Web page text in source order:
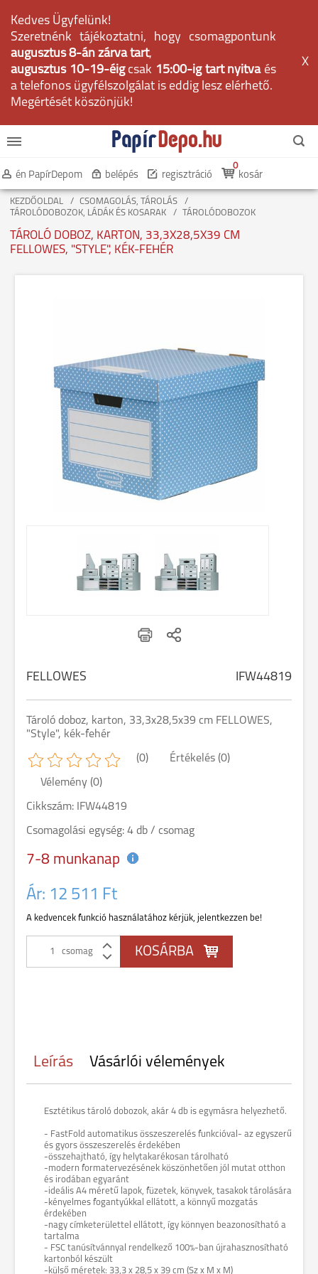
Kedves Ügyfelünk!
Szeretnénk tájékoztatni, hogy csomagpontunk
augusztus 8-án zárva tart,
augusztus 10-19-éig csak 15:00-ig tart nyitvaés
a telefonos ügyfélszolgálat is eddig lesz elérhető.
Megértését köszönjük!
X
én PapírDepom belépés regisztráció kosár
0
KEZDŐOLDAL
CSOMAGOLÁS, TÁROLÁS
TÁROLÓDOBOZOK, LÁDÁK ÉS KOSARAK
TÁROLÓDOBOZOK
TÁROLÓ DOBOZ, KARTON, 33,3X28,5X39 CM
FELLOWES, "STYLE", KÉK-FEHÉR
FELLOWES IFW44819
Tároló doboz, karton, 33,3x28,5x39 cm FELLOWES,
"Style", kék-fehér
(0) Értékelés (0)
Vélemény (0)
Cikkszám: IFW44819
Csomagolási egység: 4 db / csomag
7-8 munkanap
Ár: 12 511 Ft
A kedvencek funkció használatához kérjük, jelentkezzen be!
csomag
Leírás Vásárlói vélemények
Esztétikus tároló dobozok, akár 4 db is egymásra helyezhető.
- FastFold automatikus összeszerelés funkcióval- az egyszerű
és gyors összeszerelés érdekében
-összehajtható, így helytakarékosan tárolható
-modern formatervezésének köszönhetően jól mutat otthon
és irodában egyaránt
-ideális A4 méretű lapok, füzetek, könyvek, tasakok tárolására
-kényelmes fogantyúkkal ellátott, a könnyű mozgatás
érdekében
-nagy címketerülettel ellátott, így könnyen beazonosítható a
tartalma
- FSC tanúsítvánnyal rendelkező 100%-ban újrahasznosítható
kartonból készült
-külső méretek: 33,3 x 28,5 x 39 cm (Sz x M x M)